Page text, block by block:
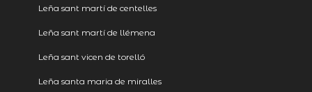
Leña sant martí de centelles
Leña sant martí de llémena
Leña sant vicen de torelló
Leña santa maria de miralles